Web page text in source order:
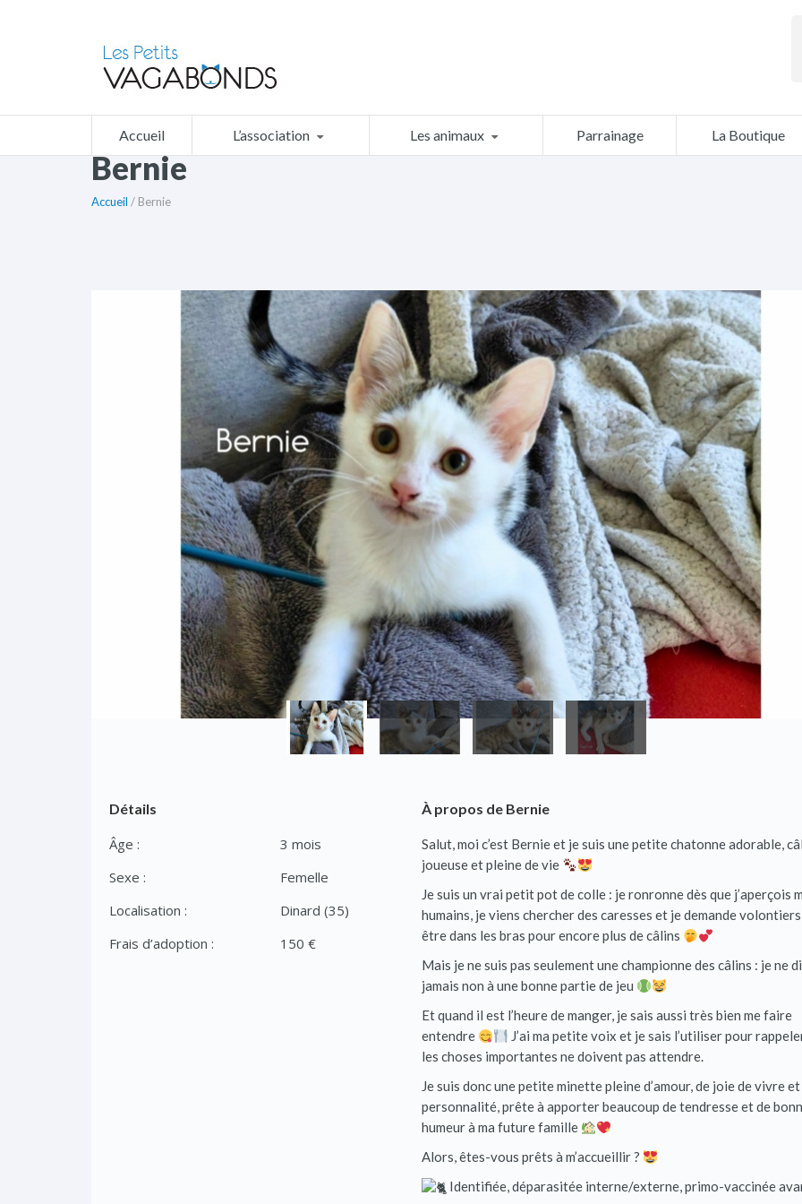
Accueil L’association Les animaux Parrainage La Boutique
Bernie
Accueil / Bernie
Détails
Âge :
3 mois
Sexe :
Femelle
Localisation :
Dinard (35)
Frais d’adoption :
150 €
À propos de Bernie
Salut, moi c’est Bernie et je suis une petite chatonne adorable,
joueuse et pleine de vie
Je suis un vrai petit pot de colle : je ronronne dès que j’aperçois
humains, je viens chercher des caresses et je demande volontiers
être dans les bras pour encore plus de câlins
Mais je ne suis pas seulement une championne des câlins : je ne
jamais non à une bonne partie de jeu
Et quand il est l’heure de manger, je sais aussi très bien me faire
entendre
J’ai ma petite voix et je sais l’utiliser pour
les choses importantes ne doivent pas attendre.
Je suis donc une petite minette pleine d’amour, de joie de vivre
personnalité, prête à apporter beaucoup de tendresse et de
humeur à ma future famille
Alors, êtes-vous prêts à m’accueillir ?
Identifiée, déparasitée interne/externe, primo-vaccinée